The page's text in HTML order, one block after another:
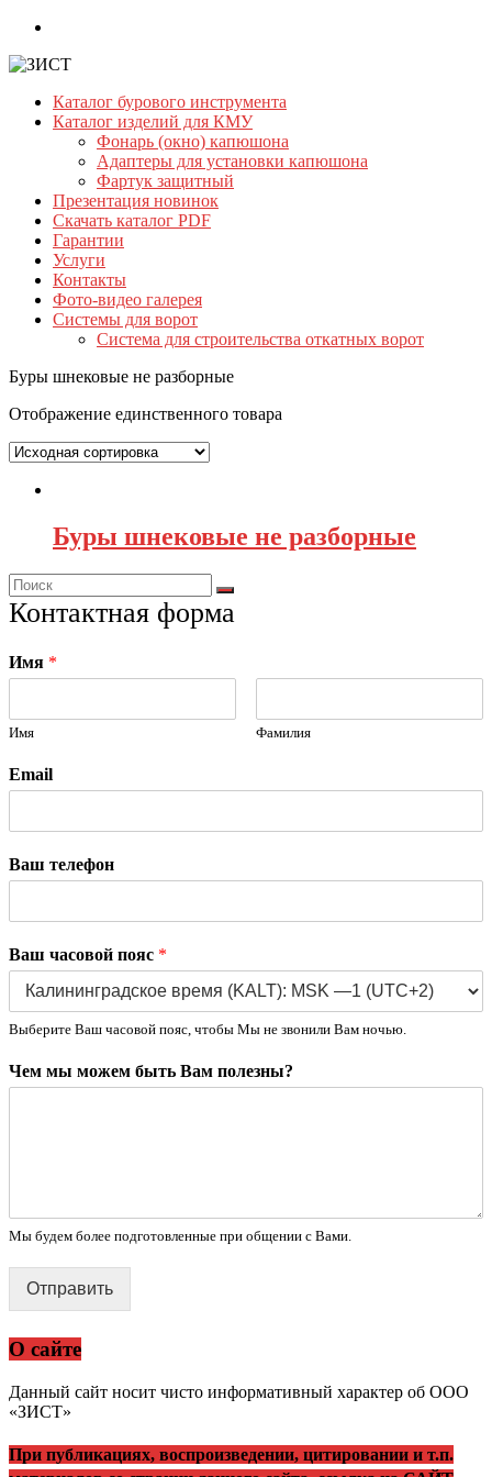
Skip
content
ЗИСТ
Бурильный
инструмент.
инструмент
Каталог бурового инструмента
Каталог изделий для КМУ
Фонарь (окно) капюшона
Адаптеры для установки капюшона
Фартук защитный
Презентация новинок
Скачать каталог PDF
Гарантии
Услуги
Контакты
Фото-видео галерея
Системы для ворот
Система для строительства откатных ворот
Буры шнековые не разборные
Отображение единственного товара
Буры шнековые не разборные
Контактная форма
Имя *
Имя Фамилия
Email
Ваш телефон
Ваш часовой пояс *
Выберите Ваш часовой пояс, чтобы Мы не звонили Вам ночью.
Чем мы можем быть Вам полезны?
Мы будем более подготовленные при общении с Вами.
Отправить
О сайте
Данный сайт носит чисто информативный характер об ООО
«ЗИСТ»
При публикациях, воспроизведении, цитировании и т.п.